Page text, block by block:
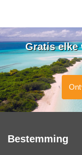
Gratis elke
Bestemming